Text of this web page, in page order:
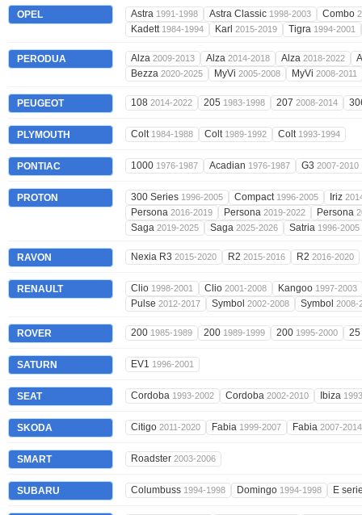
OPEL Astra 1991-1998 Astra Classic 1998-2003 Combo
Kadett 1984-1994 Karl 2015-2019 Tigra 1994-2001
PERODUA Alza 2009-2013 Alza 2014-2018 Alza 2018-2022
Bezza 2020-2025 MyVi 2005-2008 MyVi 2008-2011
PEUGEOT 108 2014-2022 205 1983-1998 207 2008-2014
PLYMOUTH Colt 1984-1988 Colt 1989-1992 Colt 1993-1994
PONTIAC 1000 1976-1987 Acadian 1976-1987 G3 2007-2010
PROTON 300 Series 1996-2005 Compact 1996-2005 Iriz
Persona 2016-2019 Persona 2019-2022 Persona
Saga 2019-2025 Saga 2025-2026 Satria 1996-2005
RAVON Nexia R3 2015-2020 R2 2015-2016 R2 2016-2020
RENAULT Clio 1998-2001 Clio 2001-2008 Kangoo 1997-2003
Pulse 2012-2017 Symbol 2002-2008 Symbol 2008-
ROVER 200 1985-1989 200 1989-1999 200 1995-2000 25
SATURN EV1 1996-2001
SEAT Cordoba 1993-2002 Cordoba 2002-2010 Ibiza
SKODA Citigo 2011-2020 Fabia 1999-2007 Fabia 2007-2014
SMART Roadster 2003-2006
SUBARU Columbuss 1994-1998 Domingo 1994-1998 E